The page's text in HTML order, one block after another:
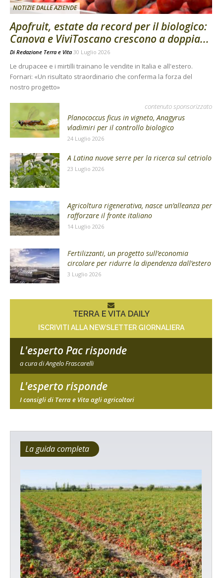
NOTIZIE DALLE AZIENDE
Apofruit, estate da record per il biologico:
Canova e ViviToscano crescono a doppia...
Di Redazione Terra e Vita 30 Luglio 2026
Le drupacee e i mirtilli trainano le vendite in Italia e all'estero.
Fornari: «Un risultato straordinario che conferma la forza del
nostro progetto»
contenuto sponsorizzato
Planococcus ficus in vigneto, Anagyrus
vladimiri per il controllo biologico
24 Luglio 2026
A Latina nuove serre per la ricerca sul cetriolo
23 Luglio 2026
Agricoltura rigenerativa, nasce un’alleanza per
rafforzare il fronte italiano
14 Luglio 2026
Fertilizzanti, un progetto sull’economia
circolare per ridurre la dipendenza dall’estero
3 Luglio 2026
TERRA E VITA DAILY
ISCRIVITI ALLA NEWSLETTER GIORNALIERA
L'esperto Pac risponde
a cura di Angelo Frascarelli
L'esperto risponde
I consigli di Terra e Vita agli agricoltori
La guida completa